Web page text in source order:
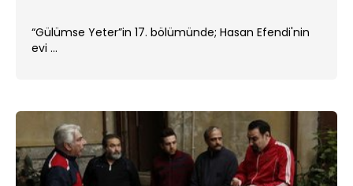
“Gülümse Yeter”in 17. bölümünde; Hasan Efendi'nin
evi ...